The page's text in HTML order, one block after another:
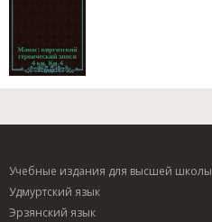
Учебные издания для высшей школы
Удмуртский язык
Эрзянский язык